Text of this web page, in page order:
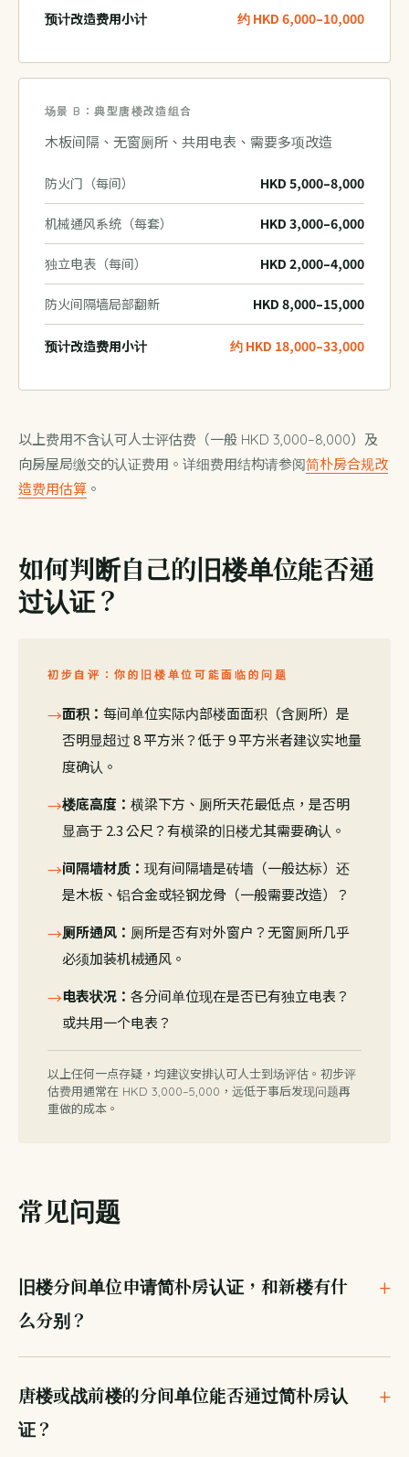
预计改造费用小计 约 HKD 6,000–10,000
场景 B：典型唐楼改造组合
木板间隔、无窗厕所、共用电表、需要多项改造
防火门（每间） HKD 5,000–8,000
机械通风系统（每套） HKD 3,000–6,000
独立电表（每间） HKD 2,000–4,000
防火间隔墙局部翻新 HKD 8,000–15,000
预计改造费用小计 约 HKD 18,000–33,000
以上费用不含认可人士评估费（一般 HKD 3,000–8,000）及
向房屋局缴交的认证费用。详细费用结构请参阅简朴房合规改
造费用估算 。
如何判断自己的旧楼单位能否通
过认证？
初步自评：你的旧楼单位可能面临的问题
→面积： 每间单位实际内部楼面面积（含厕所）是
否明显超过 8 平方米？低于 9 平方米者建议实地量
度确认。
→楼底高度： 横梁下方、厕所天花最低点，是否明
显高于 2.3 公尺？有横梁的旧楼尤其需要确认。
→间隔墙材质： 现有间隔墙是砖墙（一般达标）还
是木板、铝合金或轻钢龙骨（一般需要改造）？
→厕所通风： 厕所是否有对外窗户？无窗厕所几乎
必须加装机械通风。
→电表状况： 各分间单位现在是否已有独立电表？
或共用一个电表？
以上任何一点存疑，均建议安排认可人士到场评估。初步评
估费用通常在 HKD 3,000–5,000，远低于事后发现问题再
重做的成本。
常见问题
旧楼分间单位申请简朴房认证，和新楼有什
么分别？
唐楼或战前楼的分间单位能否通过简朴房认
证？